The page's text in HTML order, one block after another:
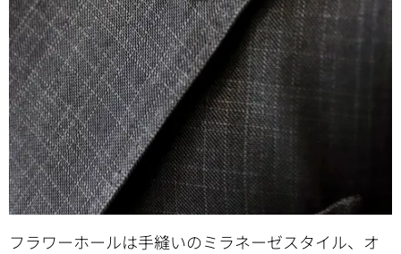
フラワーホールは手縫いのミラネーゼスタイル、オ